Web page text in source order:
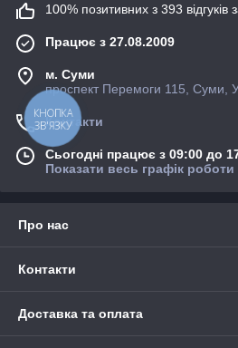
100% позитивних з 393 відгуків
Працює з 27.08.2009
м. Суми
проспект Перемоги 115, Суми,
Контакти
Сьогодні працює з 09:00 до
Показати весь графік роботи
Про нас
Контакти
Доставка та оплата
КНОПКА
ЗВ'ЯЗКУ